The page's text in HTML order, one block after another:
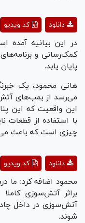
کد ویدیو دانلود
در این بیانیه آمده
کمک‌رسانی و
پایان یابد.
هانی محمود، یک
می‌رسد از بمب‌های
این واقعیت که این
با استفاده از قطعات
چیزی است که باعث
کد ویدیو دانلود
براثر آتش‌سوزی کاملا
آتش‌سوزی در داخل
شوند.